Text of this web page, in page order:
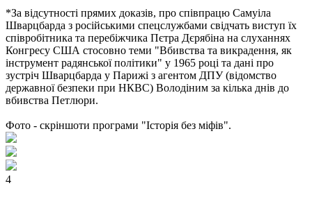
*За відсутності прямих доказів, про співпрацю Самуіла
Шварцбарда з російськими спецслужбами свідчать виступ їх
співробітника та перебіжчика Пєтра Дєрябіна на слуханнях
Конгресу США стосовно теми "Вбивства та викрадення, як
інструмент радянської політики" у 1965 році та дані про
зустріч Шварцбарда у Парижі з агентом ДПУ (відомство
державної безпеки при НКВС) Володіним за кілька днів до
вбивства Петлюри.
Фото - скріншоти програми "Історія без міфів".
4